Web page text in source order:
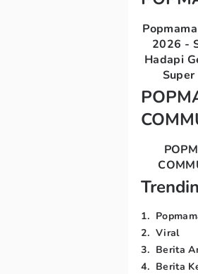
2026 -
Hadapi
1.
2. Viral
3. Berita
4. Berita